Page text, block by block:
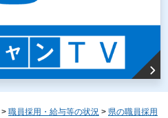
> 職員採用・給与等の状況 > 県の職員採用